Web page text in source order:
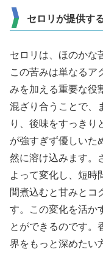
セロリが提供す
セロリは、ほのかな
この苦みは単なるア
みを加える重要な役
混ざり合うことで、
り、後味をすっきり
が強すぎず優しいた
然に溶け込みます。
よって変化し、短時
間煮込むと甘みとコ
す。この変化を活か
とができるのです。
界をもっと深めたい